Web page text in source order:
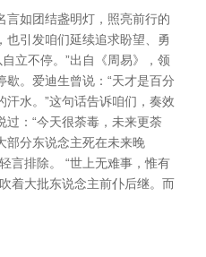
言如团结盏明灯，照亮前行的
也引发咱们延续追求盼望、勇
立不停。”出自《周易》，领
。爱迪生曾说：“天才是百分
水。”这句话告诉咱们，奏效
：“今天很荼毒，未来更荼
部分东说念主死在未来晚
言排除。 “世上无难事，惟有
着大批东说念主前仆后继。而